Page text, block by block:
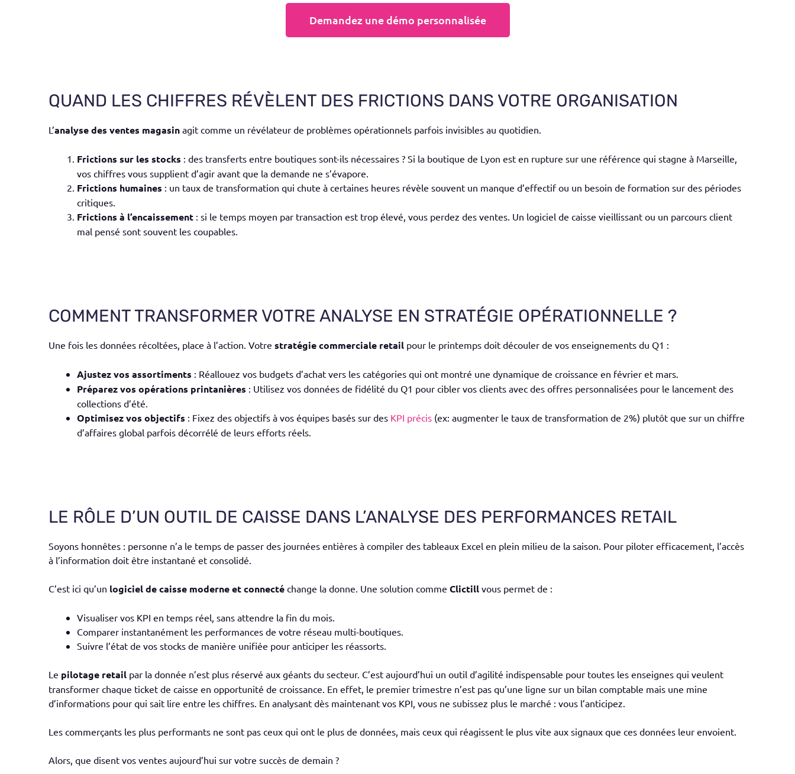
Demandez une démo personnalisée
QUAND LES CHIFFRES RÉVÈLENT DES FRICTIONS DANS VOTRE ORGANISATION
L’analyse des ventes magasin agit comme un révélateur de problèmes opérationnels parfois invisibles au quotidien.
Frictions sur les stocks : des transferts entre boutiques sont-ils nécessaires ? Si la boutique de Lyon est en rupture sur une référence qui stagne à Marseille,
vos chiffres vous supplient d’agir avant que la demande ne s’évapore.
Frictions humaines : un taux de transformation qui chute à certaines heures révèle souvent un manque d’effectif ou un besoin de formation sur des périodes
critiques.
Frictions à l’encaissement : si le temps moyen par transaction est trop élevé, vous perdez des ventes. Un logiciel de caisse vieillissant ou un parcours client
mal pensé sont souvent les coupables.
COMMENT TRANSFORMER VOTRE ANALYSE EN STRATÉGIE OPÉRATIONNELLE ?
Une fois les données récoltées, place à l’action. Votre stratégie commerciale retail pour le printemps doit découler de vos enseignements du Q1 :
Ajustez vos assortiments : Réallouez vos budgets d’achat vers les catégories qui ont montré une dynamique de croissance en février et mars.
Préparez vos opérations printanières : Utilisez vos données de fidélité du Q1 pour cibler vos clients avec des offres personnalisées pour le lancement des
collections d’été.
Optimisez vos objectifs : Fixez des objectifs à vos équipes basés sur des KPI précis (ex: augmenter le taux de transformation de 2%) plutôt que sur un chiffre
d’affaires global parfois décorrélé de leurs efforts réels.
LE RÔLE D’UN OUTIL DE CAISSE DANS L’ANALYSE DES PERFORMANCES RETAIL
Soyons honnêtes : personne n’a le temps de passer des journées entières à compiler des tableaux Excel en plein milieu de la saison. Pour piloter efficacement, l’accès
à l’information doit être instantané et consolidé.
C’est ici qu’un logiciel de caisse moderne et connecté change la donne. Une solution comme Clictill vous permet de :
Visualiser vos KPI en temps réel, sans attendre la fin du mois.
Comparer instantanément les performances de votre réseau multi-boutiques.
Suivre l’état de vos stocks de manière unifiée pour anticiper les réassorts.
Le pilotage retail par la donnée n’est plus réservé aux géants du secteur. C’est aujourd’hui un outil d’agilité indispensable pour toutes les enseignes qui veulent
transformer chaque ticket de caisse en opportunité de croissance. En effet, le premier trimestre n’est pas qu’une ligne sur un bilan comptable mais une mine
d’informations pour qui sait lire entre les chiffres. En analysant dès maintenant vos KPI, vous ne subissez plus le marché : vous l’anticipez.
Les commerçants les plus performants ne sont pas ceux qui ont le plus de données, mais ceux qui réagissent le plus vite aux signaux que ces données leur envoient.
Alors, que disent vos ventes aujourd’hui sur votre succès de demain ?